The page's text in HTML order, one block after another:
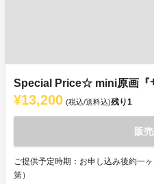
Special Price☆ mini原画『
¥13,200 (税込/送料込)残り1
販
ご提供予定時期：お申し込み後約一
第）